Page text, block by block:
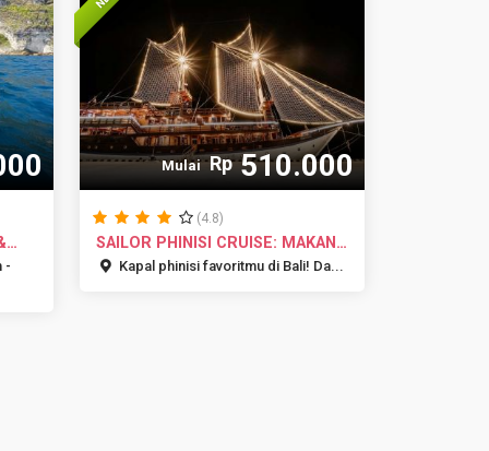
-
Mulai Rp510.000
(4.8)
SAILOR PHINISI CRUISE: MAKAN
MALA...
Kapal phinisi favoritmu di Bali! Da...